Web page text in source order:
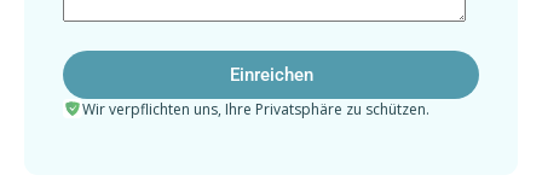
Wir verpflichten uns, Ihre Privatsphäre zu schützen.